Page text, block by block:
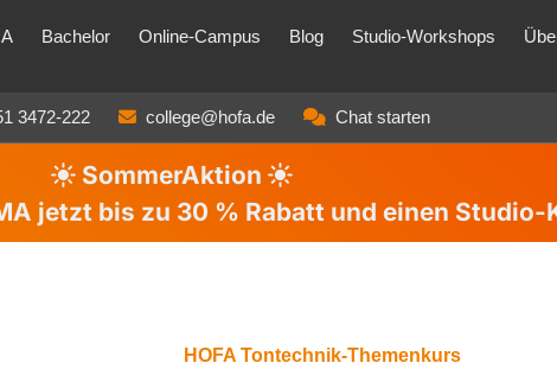
Bachelor Online-Campus Blog Studio-Workshops
3472-222 college@hofa.de Chat starten
SommerAktion
jetzt bis zu 30 % Rabatt und einen Studio-
HOFA Tontechnik-Themenkurs